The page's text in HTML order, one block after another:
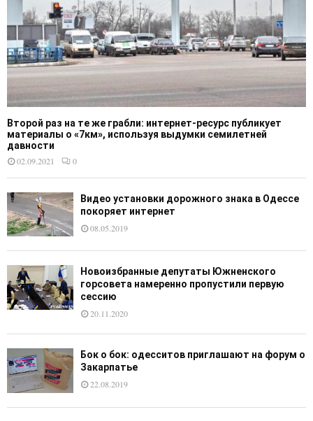
Второй раз на те же грабли: интернет-ресурс публикует
материалы о «7км», используя выдумки семилетней
давности
02.09.2021
0
Видео установки дорожного знака в Одессе
покоряет интернет
08.05.2019
Новоизбранные депутаты Южненского
горсовета намеренно пропустили первую
сессию
20.11.2020
Бок о бок: одесситов приглашают на форум о
Закарпатье
22.08.2019